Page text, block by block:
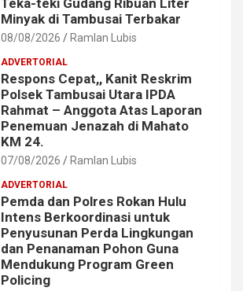
Minyak di Tambusai Terbakar
08/08/2026 Ramlan Lubis
ADVERTORIAL
Respons Cepat,, Kanit Reskrim
Polsek Tambusai Utara IPDA
Rahmat – Anggota Atas Laporan
Penemuan Jenazah di Mahato
KM 24.
07/08/2026 Ramlan Lubis
ADVERTORIAL
Pemda dan Polres Rokan Hulu
Intens Berkoordinasi untuk
Penyusunan Perda Lingkungan
dan Penanaman Pohon Guna
Mendukung Program Green
Policing